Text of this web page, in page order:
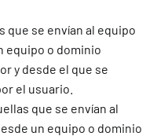
que se envían al equipo
equipo o dominio
y desde el que se
el usuario.
que se envían al
un equipo o dominio